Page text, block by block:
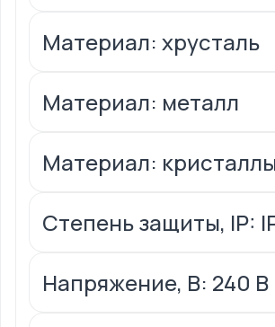
Материал: хрусталь
Материал: металл
Материал:
Степень защиты, IP:
Напряжение, В: 240 В